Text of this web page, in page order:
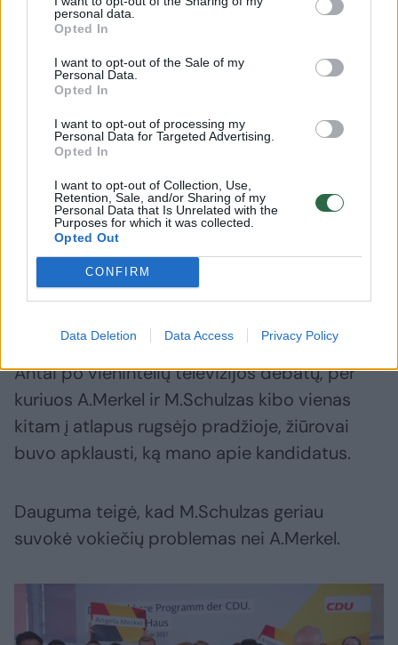
personal data.
Opted In
I want to opt-out of the Sale of my
Personal Data.
Opted In
I want to opt-out of processing my
Personal Data for Targeted Advertising.
Opted In
I want to opt-out of Collection, Use,
Retention, Sale, and/or Sharing of my
Personal Data that Is Unrelated with the
Purposes for which it was collected.
Opted Out
CONFIRM
Data Deletion Data Access Privacy Policy
„Žmonės jaučia, kad A.Merkel lyg pasiklydusi
svajose. Vis daugiau žmonių pastebi, kokia ji
yra pasipūtusi.
Paskutiniai ketveri H.Kohlio valdymo metai
buvo stagnacijos ir politinės agonijos
laikotarpis. Nenoriu, kad Vokietija vėl tai
patirtų“, – tikino M.Schulzas.
Nors kanclerio posto siekiančio M.Schulzo
pastabų tikslas savaime aiškus, panašios
Antai po vienintelių televizijos debatų, per
kuriuos A.Merkel ir M.Schulzas kibo vienas
kitam į atlapus rugsėjo pradžioje, žiūrovai
buvo apklausti, ką mano apie kandidatus.
Dauguma teigė, kad M.Schulzas geriau
suvokė vokiečių problemas nei A.Merkel.